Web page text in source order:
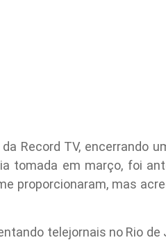
Record TV, encerrando
tomada em março, foi
proporcionaram, mas
telejornais no Rio